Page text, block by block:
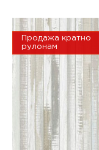
Продажа кратно
рулонам